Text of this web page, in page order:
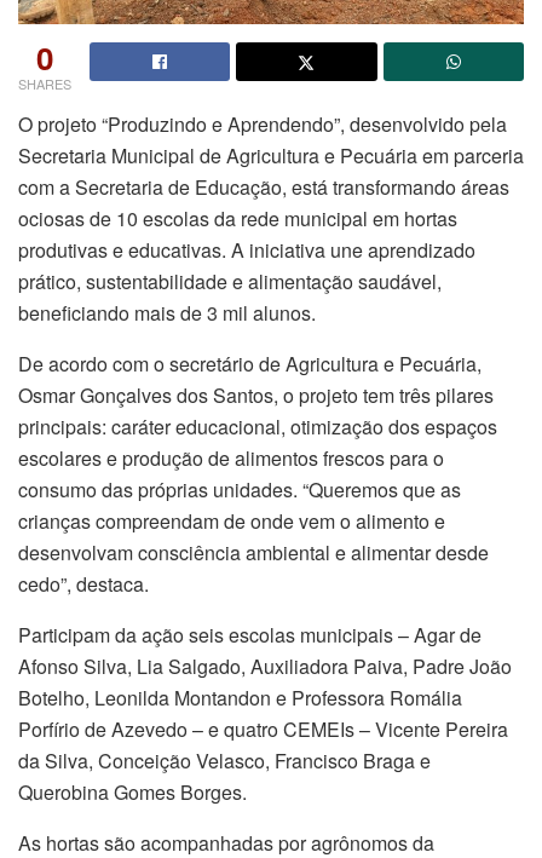
0
SHARES
O projeto “Produzindo e Aprendendo”, desenvolvido pela
Secretaria Municipal de Agricultura e Pecuária em parceria
com a Secretaria de Educação, está transformando áreas
ociosas de 10 escolas da rede municipal em hortas
produtivas e educativas. A iniciativa une aprendizado
prático, sustentabilidade e alimentação saudável,
beneficiando mais de 3 mil alunos.
De acordo com o secretário de Agricultura e Pecuária,
Osmar Gonçalves dos Santos, o projeto tem três pilares
principais: caráter educacional, otimização dos espaços
escolares e produção de alimentos frescos para o
consumo das próprias unidades. “Queremos que as
crianças compreendam de onde vem o alimento e
desenvolvam consciência ambiental e alimentar desde
cedo”, destaca.
Participam da ação seis escolas municipais – Agar de
Afonso Silva, Lia Salgado, Auxiliadora Paiva, Padre João
Botelho, Leonilda Montandon e Professora Romália
Porfírio de Azevedo – e quatro CEMEIs – Vicente Pereira
da Silva, Conceição Velasco, Francisco Braga e
Querobina Gomes Borges.
As hortas são acompanhadas por agrônomos da